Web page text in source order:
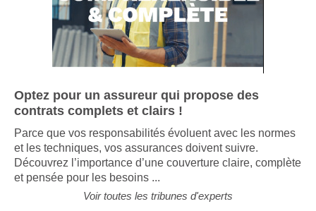
Optez pour un assureur qui propose des
contrats complets et clairs !
Parce que vos responsabilités évoluent avec les normes
et les techniques, vos assurances doivent suivre.
Découvrez l’importance d’une couverture claire, complète
et pensée pour les besoins ...
Voir toutes les tribunes d'experts